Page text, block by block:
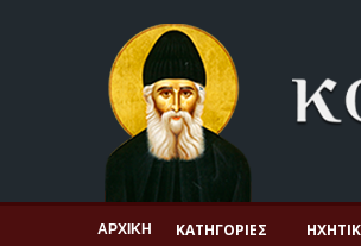
Πνευματική ζωή
Μαρτυρία και διδαχή
Λατρεία και προσευχή
ΑΡΧΙΚΉ ΚΑΤΗΓΟΡΊΕΣ